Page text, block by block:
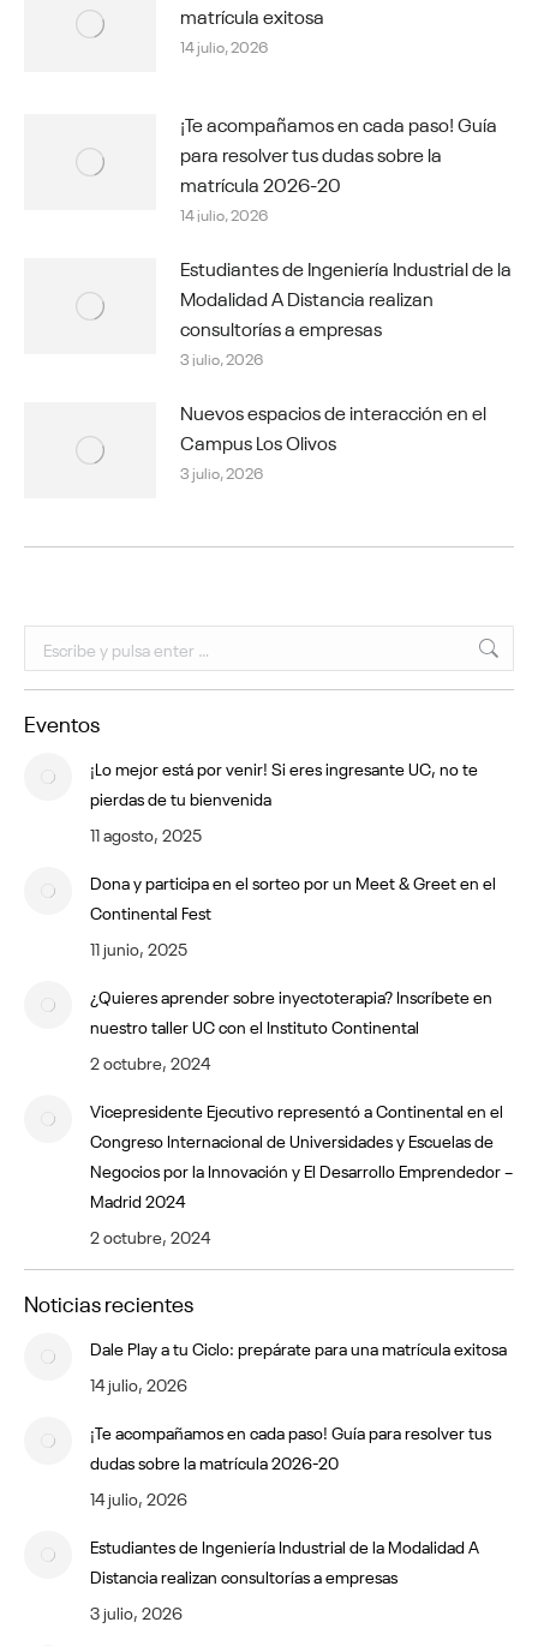
matrícula exitosa
14 julio, 2026
¡Te acompañamos en cada paso! Guía
para resolver tus dudas sobre la
matrícula 2026-20
14 julio, 2026
Estudiantes de Ingeniería Industrial de la
Modalidad A Distancia realizan
consultorías a empresas
3 julio, 2026
Nuevos espacios de interacción en el
Campus Los Olivos
3 julio, 2026
Buscar:
Eventos
¡Lo mejor está por venir! Si eres ingresante UC, no te
pierdas de tu bienvenida
11 agosto, 2025
Dona y participa en el sorteo por un Meet & Greet en el
Continental Fest
11 junio, 2025
¿Quieres aprender sobre inyectoterapia? Inscríbete en
nuestro taller UC con el Instituto Continental
2 octubre, 2024
Vicepresidente Ejecutivo representó a Continental en el
Congreso Internacional de Universidades y Escuelas de
Negocios por la Innovación y El Desarrollo Emprendedor –
Madrid 2024
2 octubre, 2024
Noticias recientes
Dale Play a tu Ciclo: prepárate para una matrícula exitosa
14 julio, 2026
¡Te acompañamos en cada paso! Guía para resolver tus
dudas sobre la matrícula 2026-20
14 julio, 2026
Estudiantes de Ingeniería Industrial de la Modalidad A
Distancia realizan consultorías a empresas
3 julio, 2026